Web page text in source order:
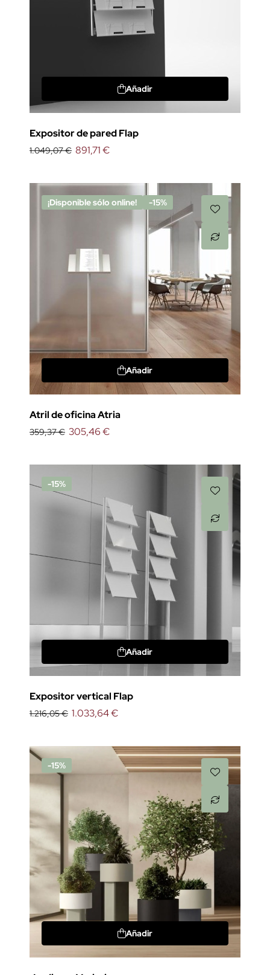
Añadir
Expositor de pared Flap
1.049,07 € 891,71 €
¡Disponible sólo online! -15%
Añadir
Atril de oficina Atria
359,37 € 305,46 €
-15%
Añadir
Expositor vertical Flap
1.216,05 € 1.033,64 €
-15%
Añadir